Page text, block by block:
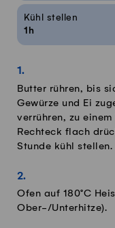
Kühl stellen
1h
Butter rühren, bis
Gewürze und Ei
verrühren, zu
Rechteck flach
Stunde kühl stellen.
Ofen auf 180°C
Ober-/Unterhitze).